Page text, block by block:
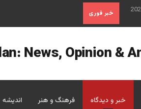
خبر فوری
خبر و دیدگاه فرهنگ و هنر اندیشه